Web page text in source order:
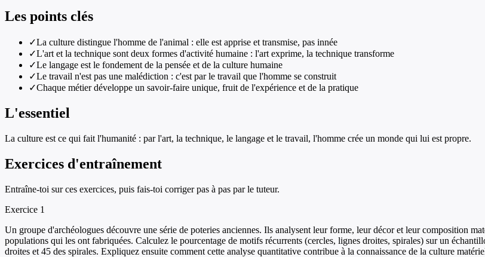
Les points clés
✓La culture distingue l'homme de l'animal : elle est apprise et transmise, pas innée
✓L'art et la technique sont deux formes d'activité humaine : l'art exprime, la technique transforme
✓Le langage est le fondement de la pensée et de la culture humaine
✓Le travail n'est pas une malédiction : c'est par le travail que l'homme se construit
✓Chaque métier développe un savoir-faire unique, fruit de l'expérience et de la pratique
L'essentiel
La culture est ce qui fait l'humanité : par l'art, la technique, le langage et le travail, l'homme crée un monde qui lui est propre.
Exercices d'entraînement
Entraîne-toi sur ces exercices, puis fais-toi corriger pas à pas par le tuteur.
Exercice 1
Un groupe d'archéologues découvre une série de poteries anciennes. Ils analysent leur forme, leur décor et leur composition
populations qui les ont fabriquées. Calculez le pourcentage de motifs récurrents (cercles, lignes droites, spirales) sur un
droites et 45 des spirales. Expliquez ensuite comment cette analyse quantitative contribue à la connaissance de la culture